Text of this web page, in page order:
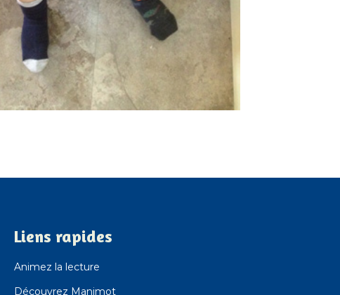
Liens rapides
Animez la lecture
Découvrez Manimot